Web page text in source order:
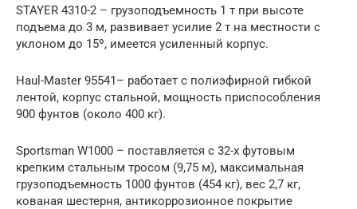
STAYER 4310-2 – грузоподъемность 1 т при высоте
подъема до 3 м, развивает усилие 2 т на местности с
уклоном до 15º, имеется усиленный корпус.
Haul-Master 95541– работает с полиэфирной гибкой
лентой, корпус стальной, мощность приспособления
900 фунтов (около 400 кг).
Sportsman W1000 – поставляется с 32-х футовым
крепким стальным тросом (9,75 м), максимальная
грузоподъемность 1000 фунтов (454 кг), вес 2,7 кг,
кованая шестерня, антикоррозионное покрытие